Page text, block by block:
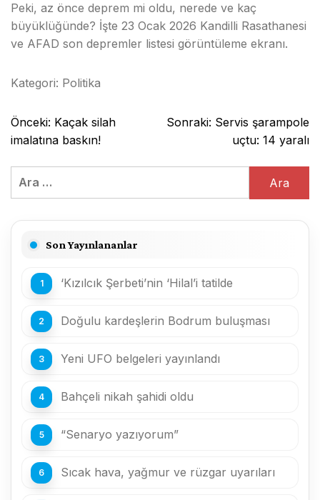
Peki, az önce deprem mi oldu, nerede ve kaç
büyüklüğünde? İşte 23 Ocak 2026 Kandilli Rasathanesi
ve AFAD son depremler listesi görüntüleme ekranı.
Kategori: Politika
Yazı
gezinmesi
Önceki: Kaçak silah
imalatına baskın!
Sonraki: Servis şarampole
uçtu: 14 yaralı
Arama:
Son Yayınlananlar
‘Kızılcık Şerbeti’nin ‘Hilal’i tatilde
Doğulu kardeşlerin Bodrum buluşması
Yeni UFO belgeleri yayınlandı
Bahçeli nikah şahidi oldu
“Senaryo yazıyorum”
Sıcak hava, yağmur ve rüzgar uyarıları